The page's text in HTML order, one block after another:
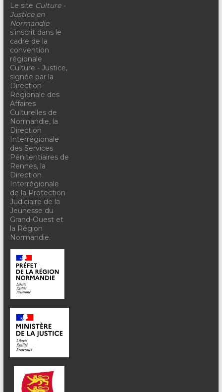
Le site Culture -
Justice en
Normandie
s'inscrit dans le
cadre de la
convention
régionale
Culture - Justice,
signée par la
Direction
Régionale des
Affaires
Culturelles de
Normandie, la
Direction
Interrégionale
des Services
Pénitentiaires de
Rennes, la
Direction
Interrégionale
de la Protection
Judiciaire de la
Jeunesse du
Grand-Ouest et
la Région
Normandie.